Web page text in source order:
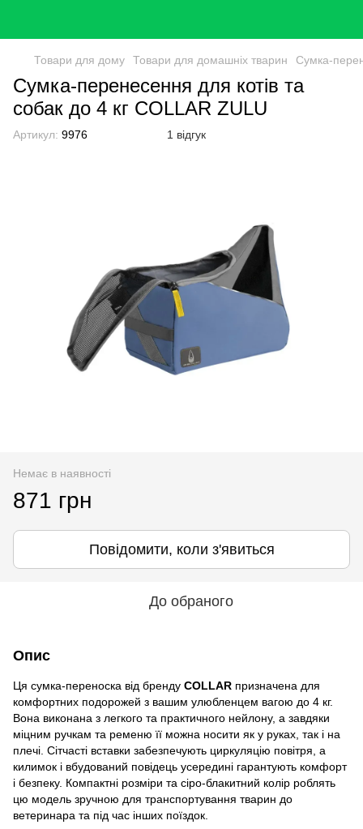
Товари для дому Товари для домашніх тварин Сумка-
Сумка-перенесення для котів та
собак до 4 кг COLLAR ZULU
Артикул: 9976 1 відгук
Немає в наявності
871 грн
Повідомити, коли з'явиться
До обраного
Опис
Ця сумка-переноска від бренду COLLAR призначена для
комфортних подорожей з вашим улюбленцем вагою до 4 кг.
Вона виконана з легкого та практичного нейлону, а завдяки
міцним ручкам та ременю її можна носити як у руках, так і на
плечі. Сітчасті вставки забезпечують циркуляцію повітря, а
килимок і вбудований повідець усередині гарантують комфорт
і безпеку. Компактні розміри та сіро-блакитний колір роблять
цю модель зручною для транспортування тварин до
ветеринара та під час інших поїздок.